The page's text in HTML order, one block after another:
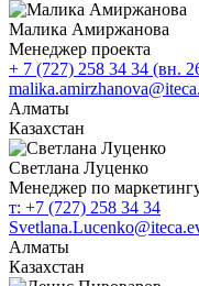
Малика Амиржанова
Менеджер проекта
+ 7 (727) 258 34 34 (вн.
Алматы
Казахстан
Светлана Луценко
Менеджер по
т: +7 (727) 258 34 34
Алматы
Казахстан